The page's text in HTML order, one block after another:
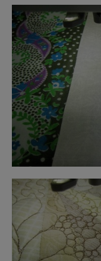
Нижний Новгород
Новокузнецк
Новосибирск
Ногинск
Няндома
О
Окуловка
Омск
Онега
Орёл
Оренбург
Орехово-Зуево